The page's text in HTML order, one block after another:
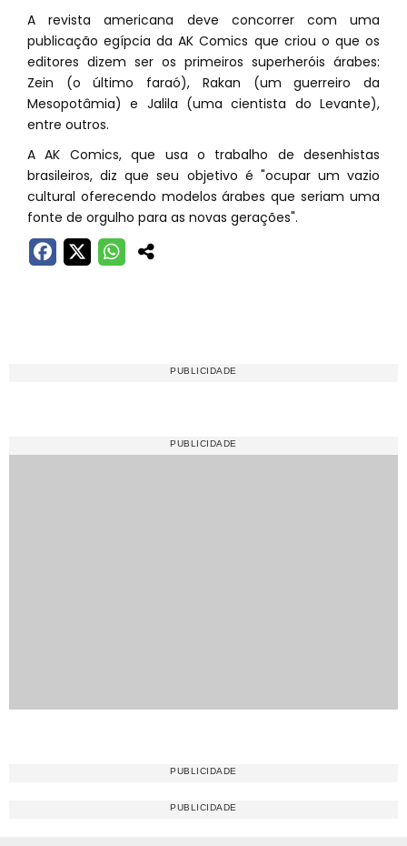
A revista americana deve concorrer com uma
publicação egípcia da AK Comics que criou o que os
editores dizem ser os primeiros superheróis árabes:
Zein (o último faraó), Rakan (um guerreiro da
Mesopotâmia) e Jalila (uma cientista do Levante),
entre outros.
A AK Comics, que usa o trabalho de desenhistas
brasileiros, diz que seu objetivo é "ocupar um vazio
cultural oferecendo modelos árabes que seriam uma
fonte de orgulho para as novas gerações".